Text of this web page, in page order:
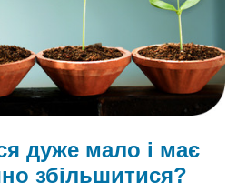
дуже мало і має
збільшитися?